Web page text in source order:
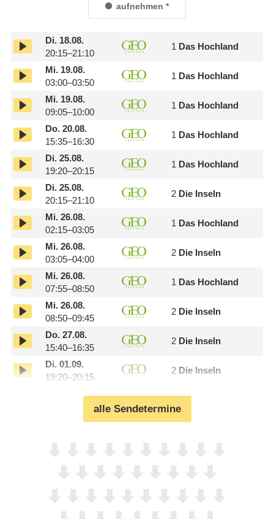
aufnehmen
Di.18.08.
20:15–21:10
1 Das Hochland
Mi.19.08.
03:00–03:50
1 Das Hochland
Mi.19.08.
09:05–10:00
1 Das Hochland
Do.20.08.
15:35–16:30
1 Das Hochland
Di.25.08.
19:20–20:15
1 Das Hochland
Di.25.08.
20:15–21:10
2 Die Inseln
Mi.26.08.
02:15–03:05
1 Das Hochland
Mi.26.08.
03:05–04:00
2 Die Inseln
Mi.26.08.
07:55–08:50
1 Das Hochland
Mi.26.08.
08:50–09:45
2 Die Inseln
Do.27.08.
15:40–16:35
2 Die Inseln
Di. 01.09.
19:20–20:15
2 Die Inseln
alle Sendetermine